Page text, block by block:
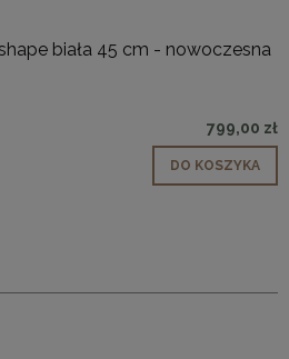
biała 45 cm - nowoczesna
799,00 zł
DO KOSZYKA